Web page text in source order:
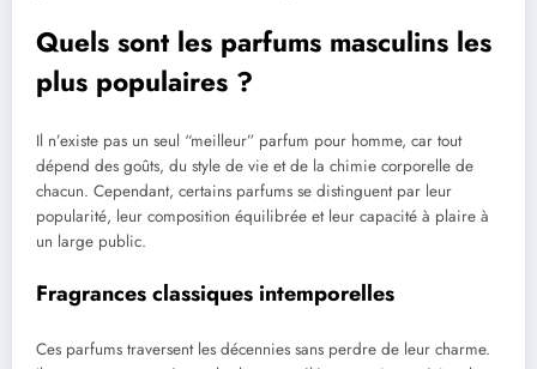
Quels sont les parfums masculins les
plus populaires ?
Il n’existe pas un seul “meilleur” parfum pour homme, car tout
dépend des goûts, du style de vie et de la chimie corporelle de
chacun. Cependant, certains parfums se distinguent par leur
popularité, leur composition équilibrée et leur capacité à plaire à
un large public.
Fragrances classiques intemporelles
Ces parfums traversent les décennies sans perdre de leur charme.